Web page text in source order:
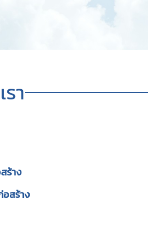
า
ร้าง
สร้าง